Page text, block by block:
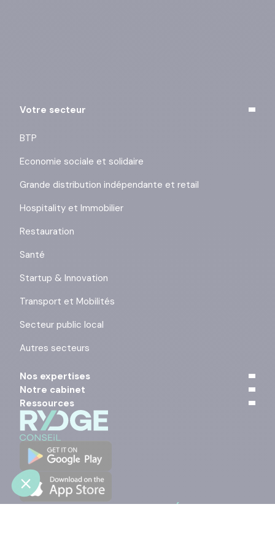
Votre secteur
BTP
Economie sociale et solidaire
Grande distribution indépendante et retail
Hospitality et Immobilier
Restauration
Santé
Startup & Innovation
Transport et Mobilités
Secteur public local
Autres secteurs
Nos expertises
Notre cabinet
Ressources